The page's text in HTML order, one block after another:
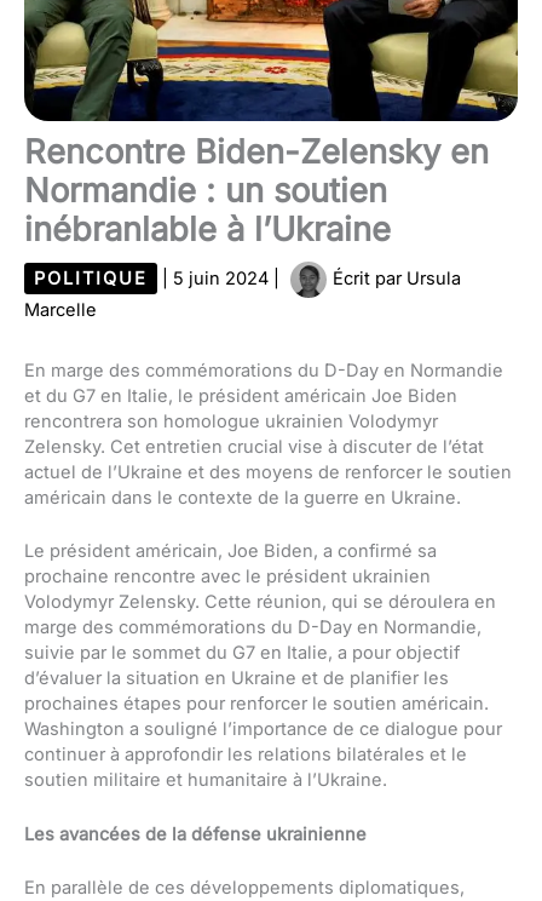
Rencontre Biden-Zelensky en
Normandie : un soutien
inébranlable à l’Ukraine
POLITIQUE 5 juin 2024 Écrit par Ursula
Marcelle
En marge des commémorations du D-Day en Normandie
et du G7 en Italie, le président américain Joe Biden
rencontrera son homologue ukrainien Volodymyr
Zelensky. Cet entretien crucial vise à discuter de l’état
actuel de l’Ukraine et des moyens de renforcer le soutien
américain dans le contexte de la guerre en Ukraine.
Le président américain, Joe Biden, a confirmé sa
prochaine rencontre avec le président ukrainien
Volodymyr Zelensky. Cette réunion, qui se déroulera en
marge des commémorations du D-Day en Normandie,
suivie par le sommet du G7 en Italie, a pour objectif
d’évaluer la situation en Ukraine et de planifier les
prochaines étapes pour renforcer le soutien américain.
Washington a souligné l’importance de ce dialogue pour
continuer à approfondir les relations bilatérales et le
soutien militaire et humanitaire à l’Ukraine.
Les avancées de la défense ukrainienne
En parallèle de ces développements diplomatiques,